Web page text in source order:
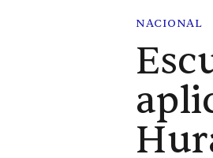
NACIONAL